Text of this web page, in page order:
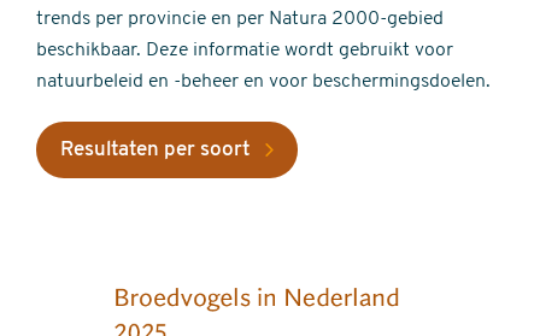
trends per provincie en per Natura 2000-gebied
beschikbaar. Deze informatie wordt gebruikt voor
natuurbeleid en -beheer en voor beschermingsdoelen.
Resultaten per soort